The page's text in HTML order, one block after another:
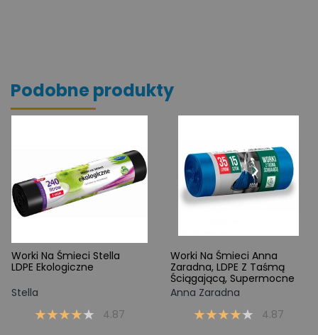
Podobne produkty
Worki Na Śmieci Stella
LDPE Ekologiczne
Stella
4.87
Worki Na Śmieci Anna
Zaradna, LDPE Z Taśmą
Ściągającą, Supermocne
Anna Zaradna
4.87